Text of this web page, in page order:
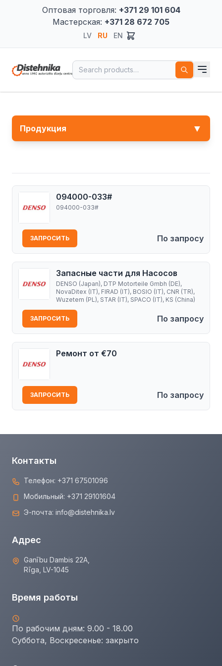
Оптовая торговля: +371 29 101 604
Мастерская: +371 28 672 705
LV RU EN
Search for:
Продукция ▼
094000-033#
094000-033#
По запросу
ЗАПРОСИТЬ
Запасные части для Насосов
DENSO (Japan), DTP Motorteile Gmbh (DE),
NovaDitex (IT), FIRAD (IT), BOSIO (IT), CNR (TR),
Wuzetem (PL), STAR (IT), SPACO (IT), KS (China)
По запросу
ЗАПРОСИТЬ
Ремонт от €70
По запросу
ЗАПРОСИТЬ
Контакты
Телефон: +371 67501096
Мобильный: +371 29101604
Э-почта: info@distehnika.lv
Адрес
Ganību Dambis 22A,
Rīga, LV-1045
Время работы
По рабочим дням: 9.00 - 18.00
Суббота, Воскресенье: закрыто